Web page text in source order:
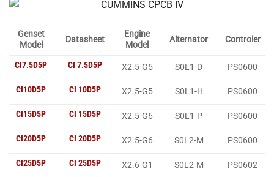
Genset
Model
Datasheet
Engine
Model
Alternator Controler
CI7.5D5P CI 7.5D5P X2.5-G5 S0L1-D PS0600
CI10D5P CI 10D5P X2.5-G5 S0L1-H PS0600
CI15D5P CI 15D5P X2.5-G6 S0L1-P PS0600
CI20D5P CI 20D5P X2.5-G6 S0L2-M PS0600
CI25D5P CI 25D5P X2.6-G1 S0L2-M PS0602